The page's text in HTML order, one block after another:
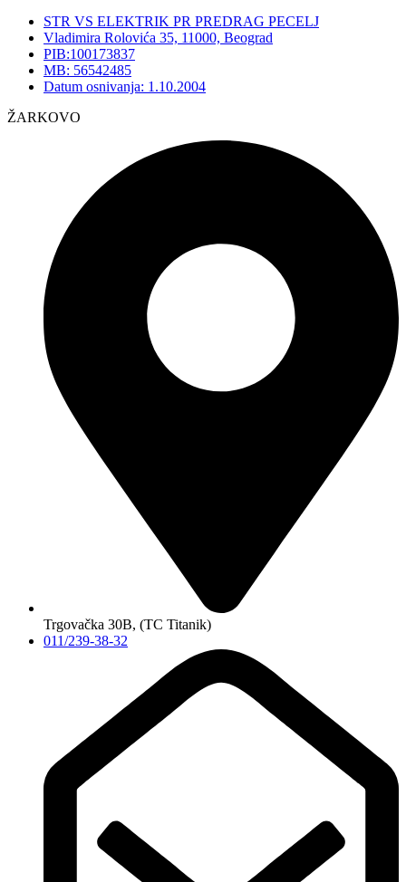
STR VS ELEKTRIK PR PREDRAG PECELJ
Vladimira Rolovića 35, 11000, Beograd
PIB:100173837
MB: 56542485
Datum osnivanja: 1.10.2004
ŽARKOVO
Trgovačka 30B, (TC Titanik)
011/239-38-32